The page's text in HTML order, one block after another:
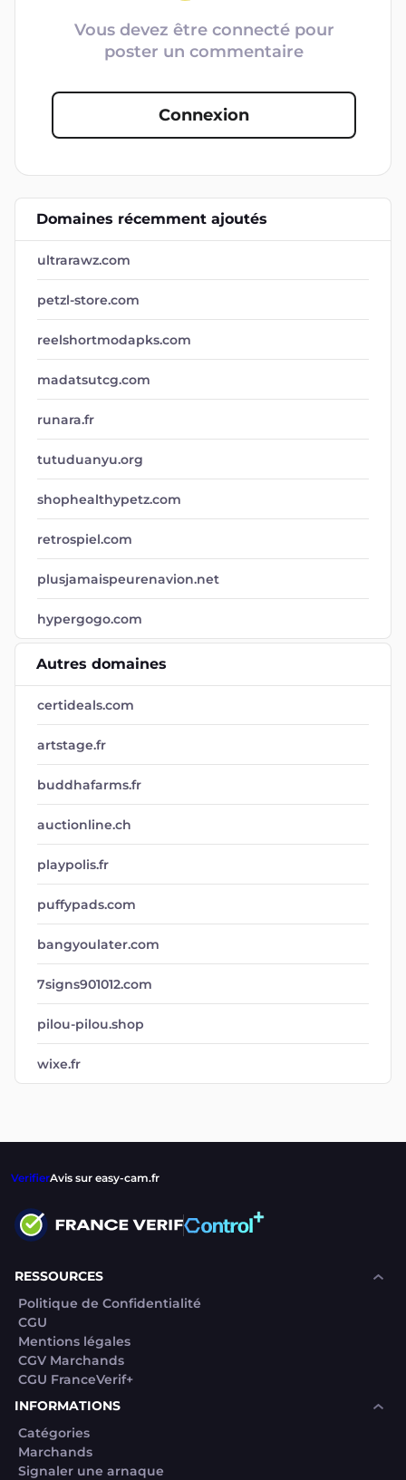
Vous devez être connecté pour
poster un commentaire
Connexion
Domaines récemment ajoutés
ultrarawz.com
petzl-store.com
reelshortmodapks.com
madatsutcg.com
runara.fr
tutuduanyu.org
shophealthypetz.com
retrospiel.com
plusjamaispeurenavion.net
hypergogo.com
Autres domaines
certideals.com
artstage.fr
buddhafarms.fr
auctionline.ch
playpolis.fr
puffypads.com
bangyoulater.com
7signs901012.com
pilou-pilou.shop
wixe.fr
VerifierAvis sur easy-cam.fr
RESSOURCES
Politique de Confidentialité
CGU
Mentions légales
CGV Marchands
CGU FranceVerif+
INFORMATIONS
Catégories
Marchands
Signaler une arnaque